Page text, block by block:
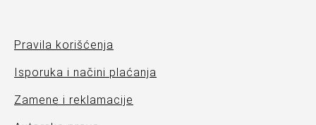
Pravila korišćenja
Isporuka i načini plaćanja
Zamene i reklamacije